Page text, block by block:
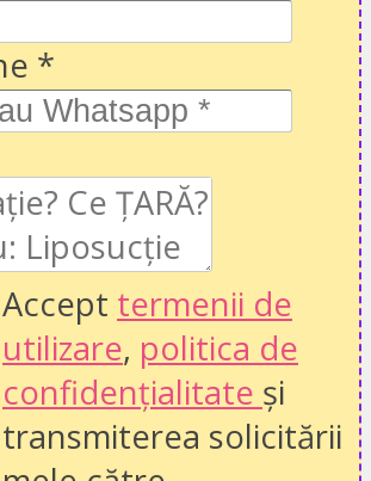
*
Accept termenii de
utilizare, politica de
confidențialitate și
transmiterea solicitării